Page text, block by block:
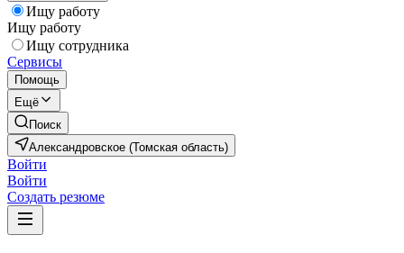
Ищу работу
Ищу работу
Ищу сотрудника
Сервисы
Помощь
Ещё
Поиск
Александровское (Томская область)
Войти
Войти
Создать резюме